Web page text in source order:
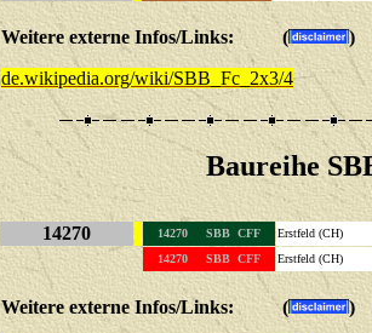
Weitere externe Infos/Links: (
)
de.wikipedia.org/wiki/SBB_Fc_2x3/4
Baureihe
14270 14270 SBB CFF
Erstfeld (CH)
14270 SBB CFF
Erstfeld (CH)
Weitere externe Infos/Links: (
)